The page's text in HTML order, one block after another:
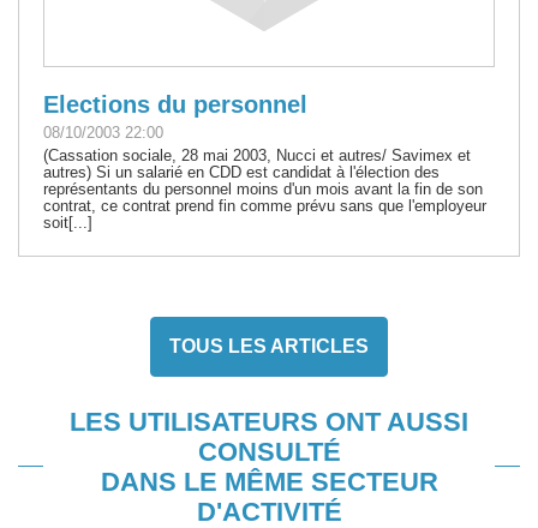
Elections du personnel
08/10/2003 22:00
(Cassation sociale, 28 mai 2003, Nucci et autres/ Savimex et
autres) Si un salarié en CDD est candidat à l'élection des
représentants du personnel moins d'un mois avant la fin de son
contrat, ce contrat prend fin comme prévu sans que l'employeur
soit[...]
TOUS LES ARTICLES
LES UTILISATEURS ONT AUSSI
CONSULTÉ
DANS LE MÊME SECTEUR
D'ACTIVITÉ